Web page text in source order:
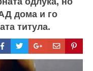
дома и го
титула.